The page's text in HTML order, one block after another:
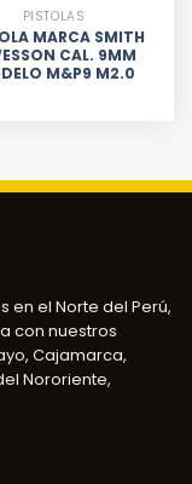
PISTOLAS
MARCA SMITH
CAL. 9MM
M&P9 M2.0
en el Norte del Perú,
con nuestros
Cajamarca,
Nororiente,